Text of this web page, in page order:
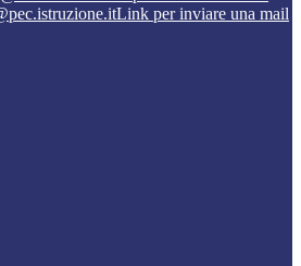
Link per inviare una mail